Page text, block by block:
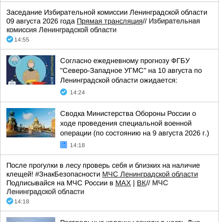
Заседание Избирательной комиссии Ленинградской области
09 августа 2026 года Прямая трансляция// Избирательная
комиссия Ленинградской области
14:55
Согласно ежедневному прогнозу ФГБУ
"Северо-Западное УГМС" на 10 августа по
Ленинградской области ожидается:
14:24
Сводка Министерства Обороны России о
ходе проведения специальной военной
операции (по состоянию на 9 августа 2026 г.)
14:18
После прогулки в лесу проверь себя и близких на наличие
клещей! #ЗнакБезопасности МЧС Ленинградской области
Подписывайся на МЧС России в MAX | ВК// МЧС
Ленинградской области
14:18